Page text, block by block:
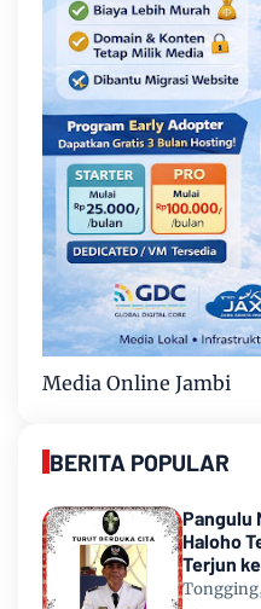
Media Online Jambi
BERITA POPULAR
Pangulu
Haloho
Terjun